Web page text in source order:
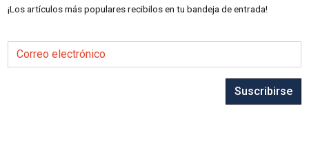
¡Los artículos más populares recibilos en tu bandeja de entrada!
Correo electrónico
Suscribirse